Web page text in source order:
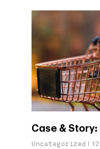
Case &
Uncategorized